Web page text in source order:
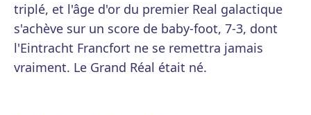
triplé, et l'âge d'or du premier Real galactique
s'achève sur un score de baby-foot, 7-3, dont
l'Eintracht Francfort ne se remettra jamais
vraiment. Le Grand Réal était né.